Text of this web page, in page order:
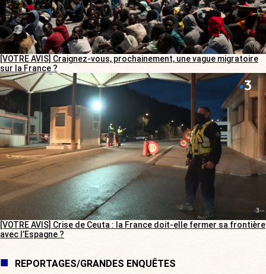
[VOTRE AVIS] Craignez-vous, prochainement, une vague migratoire
sur la France ?
[VOTRE AVIS] Crise de Ceuta : la France doit-elle fermer sa frontière
avec l’Espagne ?
REPORTAGES/GRANDES ENQUÊTES